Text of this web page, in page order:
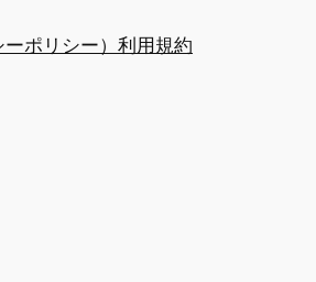
ポリシー） 利用規約